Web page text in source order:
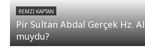
REMZI KAPTAN
Pir Sultan Abdal Gerçek Hz.
muydu?